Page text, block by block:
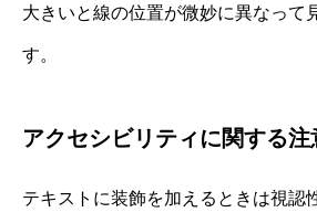
大きいと線の位置が微妙に異なって
す。
アクセシビリティに関する注
テキストに装飾を加えるときは視認